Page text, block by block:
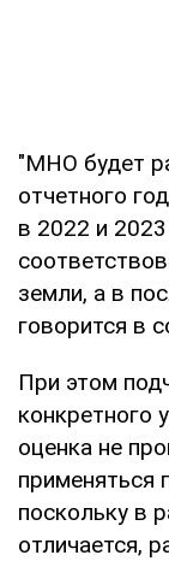
"МНО будет
отчетного
в 2022 и
земли, а в
говорится в
При этом
конкретного
оценка не
применяться
поскольку в
отличается,